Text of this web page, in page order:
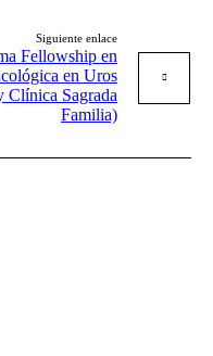
Siguiente enlace
Fellowship en
en Uros
Clínica Sagrada
Familia)